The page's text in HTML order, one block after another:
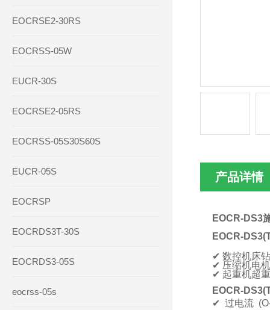
EOCRSE2-30RS
EOCRSS-05W
EUCR-30S
EOCRSE2-05RS
EOCRSS-05S30S60S
EUCR-05S
EOCRSP
EOCRDS3T-30S
EOCRDS3-05S
eocrss-05s
产品详情
EOCR-DS3
EOCR-DS
✔ 数控机床
✔ 压缩机电
✔ 起重机超
EOCR-
✔ 过电流